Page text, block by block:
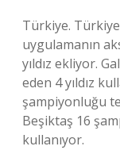
Türkiye.
uygulamanın
yıldız ekliyor.
eden 4 yıldız
şampiyonluğu
Beşiktaş 16
kullanıyor.